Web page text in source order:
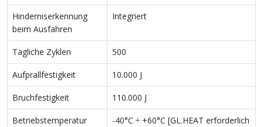
Hinderniserkennung
beim Ausfahren
Integriert
Tägliche Zyklen 500
Aufprallfestigkeit 10.000 J
Bruchfestigkeit 110.000 J
Betriebstemperatur
-40°C ÷ +60°C [GL.HEAT erforderlich